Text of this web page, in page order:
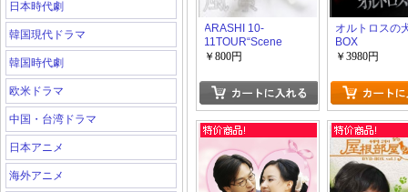
日本時代劇
韓国現代ドラマ
韓国時代劇
欧米ドラマ
中国・台湾ドラマ
日本アニメ
海外アニメ
ARASHI 10-
11TOUR“Scene
￥800円
オルトロスの
BOX
￥3980円